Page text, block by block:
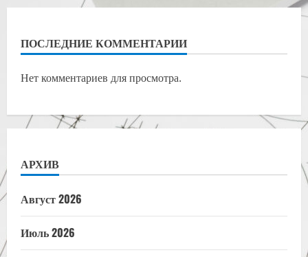
ПОСЛЕДНИЕ КОММЕНТАРИИ
Нет комментариев для просмотра.
АРХИВ
Август 2026
Июль 2026